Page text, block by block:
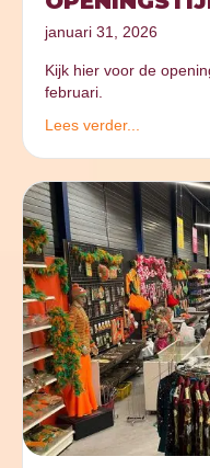
januari 31, 2026
Kijk hier voor de
februari.
Lees verder...